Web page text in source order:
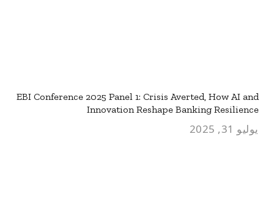
EBI Conference 2025 Panel 1: Crisis Averted, How AI and
Innovation Reshape Banking Resilience
يوليو 31, 2025